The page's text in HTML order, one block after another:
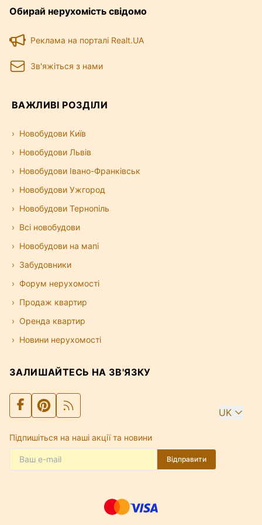
— розмістіть оголошення, і вже за кілька
відвідувачів сайту.
Обирай нерухомість свідомо
Реклама на порталі Realt.UA
Зв'яжіться з нами
ВАЖЛИВІ РОЗДІЛИ
Новобудови Київ
Новобудови Львів
Новобудови Івано-Франківськ
Новобудови Ужгород
Новобудови Тернопіль
Всі новобудови
Новобудови на мапі
Забудовники
Форум нерухомості
Продаж квартир
Оренда квартир
Новини нерухомості
ЗАЛИШАЙТЕСЬ НА ЗВ'ЯЗКУ
UK
Підпишіться на наші акції та новини
Відправити